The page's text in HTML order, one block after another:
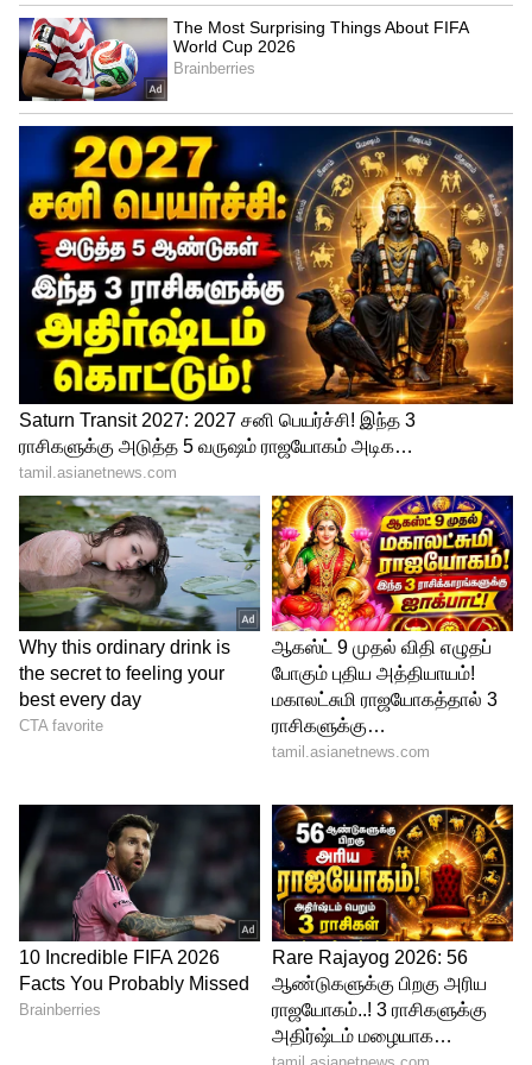
செந்தில் - ஸ்ரீஜாவுக்கு திருமணம் ஆகி 8
வருடங்கள் ஆகும் நிலையில், தற்போது
அவருக்கு வளைகாப்பு நடந்த புகைப்படத்தை
வெளியிட்டு, விரைவில் இருவரும்
பெற்றோர் ஆக உள்ள தகவலை,
கூறியுள்ளார் செந்தில். இதை தொடர்ந்து,
இவருக்கு ரசிகர்கள் தங்களின்
வாழ்த்துக்களை தெரிவித்து வருகிறார்கள்.
மேலும் செய்திகள்:திரையுலகத்தில்
அதிர்ச்சி..! 41 வயதில் பிரபல தமிழ் பட
நடிகர் மாரடைப்பால் மரணம்.!
5
மிர்ச்சி செந்தில், தொலைக்காட்சி தொடர்
மட்டுமின்றி, தவமாய் தவமிருந்து,
வல்லவனுக்கு புல்லும் ஆயுதம்,
வெண்ணிலா வீடு போன்ற பல்வேறு
படங்களில் நடித்துள்ளார்.